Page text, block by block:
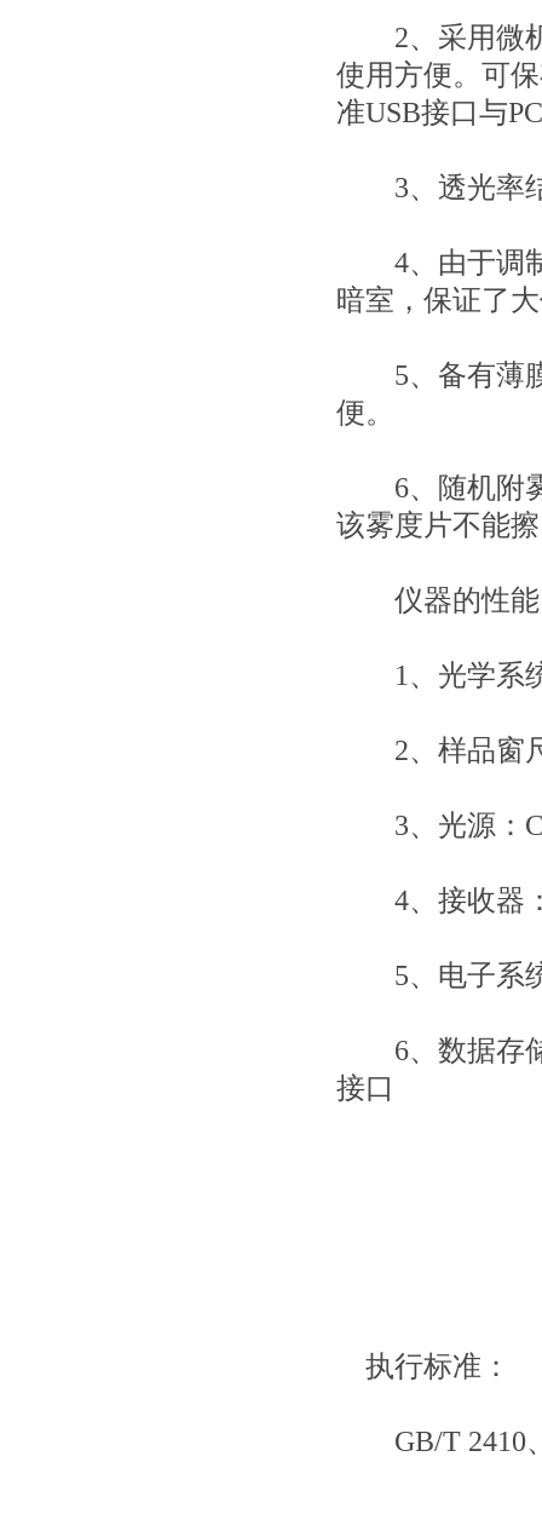
2、采用微机
使用方便。可
准USB接口与
3、透光率结
4、由于调制
暗室，保证了
5、备有薄膜
便。
6、随机附雾
该雾度片不能
仪器的性能
1、光学系统
2、样品窗尺
3、光源：C
4、接收器
5、电子系统
6、数据存储
接口
执行标准：
GB/T 2410、